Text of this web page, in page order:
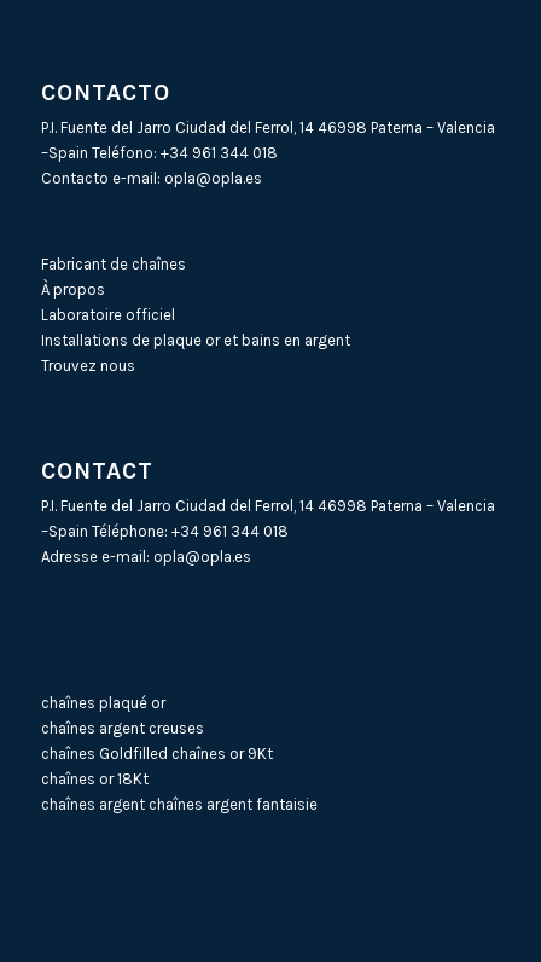
CONTACTO
P.I. Fuente del Jarro Ciudad del Ferrol, 14 46998 Paterna – Valencia
–Spain Teléfono: +34 961 344 018
Contacto e-mail: opla@opla.es
Fabricant de chaînes
À propos
Laboratoire officiel
Installations de plaque or et bains en argent
Trouvez nous
CONTACT
P.I. Fuente del Jarro Ciudad del Ferrol, 14 46998 Paterna – Valencia
–Spain Téléphone: +34 961 344 018
Adresse e-mail: opla@opla.es
chaînes plaqué or
chaînes argent creuses
chaînes Goldfilled chaînes or 9Kt
chaînes or 18Kt
chaînes argent chaînes argent fantaisie